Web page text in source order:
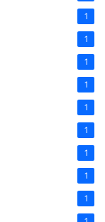
1
1
1
1
1
1
1
1
1